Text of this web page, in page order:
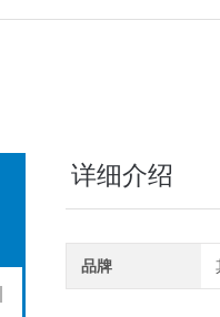
详细介绍
品牌